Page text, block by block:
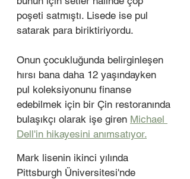
poşeti satmıştı. Lisede ise pul
satarak para biriktiriyordu.
Onun çocukluğunda belirginleşen
hırsı bana daha 12 yaşındayken
pul koleksiyonunu finanse
edebilmek için bir Çin restoranında
bulaşıkçı olarak işe giren Michael
Dell'in hikayesini anımsatıyor.
Mark lisenin ikinci yılında
Pittsburgh Üniversitesi'nde